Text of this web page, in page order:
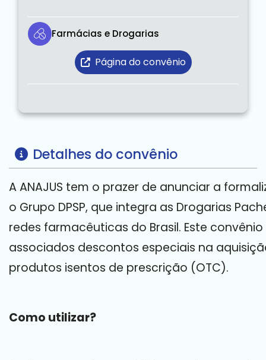
Farmácias e Drogarias
Página do convênio
Detalhes do convênio
A ANAJUS tem o prazer de anunciar a
o Grupo DPSP, que integra as Drogarias
redes farmacêuticas do Brasil. Este
associados descontos especiais na
produtos isentos de prescrição (OTC).
Como utilizar?